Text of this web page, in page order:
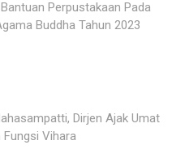
Perpustakaan Pada
Buddha Tahun 2023
Dirjen Ajak Umat
Vihara